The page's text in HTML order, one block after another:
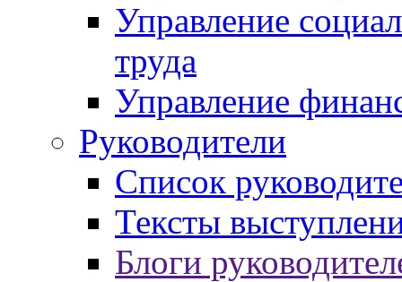
Управление
труда
Управление
Руководители
Список
Тексты
Блоги